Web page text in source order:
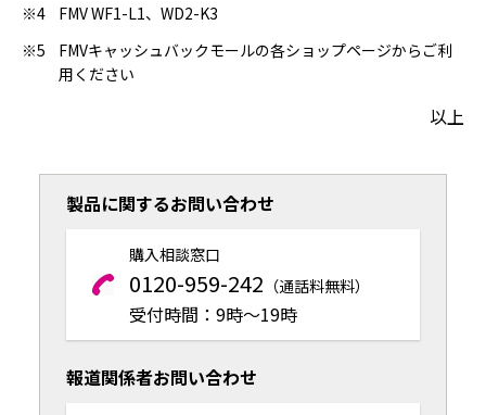
※4
FMV WF1-L1、WD2-K3
※5
FMVキャッシュバックモールの各ショップページからご利
用ください
以上
製品に関するお問い合わせ
購入相談窓口
0120-959-242 （通話料無料）
受付時間：9時～19時
報道関係者お問い合わせ